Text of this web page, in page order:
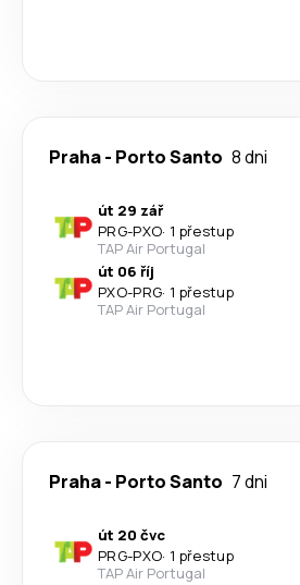
Praha- Porto Santo 8 dni
út 29 zář
PRG-PXO· 1 přestup
TAP Air Portugal
út 06 říj
PXO-PRG· 1 přestup
TAP Air Portugal
Praha- Porto Santo 7 dni
út 20 čvc
PRG-PXO· 1 přestup
TAP Air Portugal